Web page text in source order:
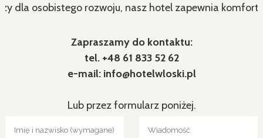
dla osobistego rozwoju, nasz hotel zapewnia
Zapraszamy do kontaktu:
tel. +48 61 833 52 62
e-mail: info@hotelwloski.pl
Lub przez formularz poniżej.